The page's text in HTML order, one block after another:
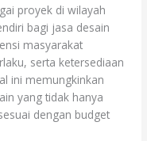
proyek di wilayah
bagi jasa desain
masyarakat
serta ketersediaan
ini memungkinkan
yang tidak hanya
dengan budget